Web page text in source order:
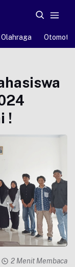
Olahraga Otomotif
!
2 Menit Membaca